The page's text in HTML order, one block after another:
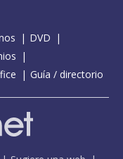
DVD
Guía / directorio